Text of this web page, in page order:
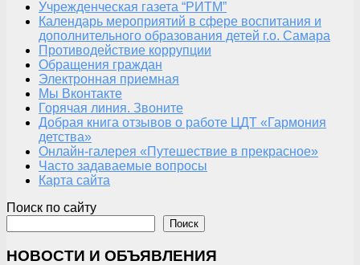
Учрежденческая газета “РИТМ”
Календарь мероприятий в сфере воспитания и
дополнительного образования детей г.о. Самара
Противодействие коррупции
Обращения граждан
Электронная приемная
Мы Вконтакте
Горячая линия. Звоните
Добрая книга отзывов о работе ЦДТ «Гармония
детства»
Онлайн-галерея «Путешествие в прекрасное»
Часто задаваемые вопросы
Карта сайта
Поиск по сайту
Поиск
НОВОСТИ И ОБЪЯВЛЕНИЯ